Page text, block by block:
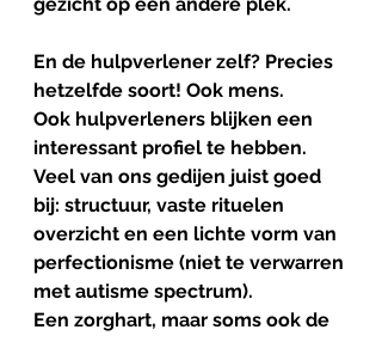
En de hulpverlener zelf? Precies
hetzelfde soort! Ook mens.
Ook hulpverleners blijken een
interessant profiel te hebben.
Veel van ons gedijen juist goed
bij: structuur, vaste rituelen
overzicht en een lichte vorm van
perfectionisme (niet te verwarren
met autisme spectrum).
Een zorghart, maar soms ook de